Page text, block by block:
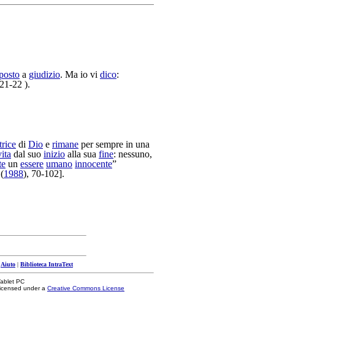
a giudizio. Ma io vi dico:
22 ).
di Dio e rimane per sempre in una
dal suo inizio alla sua fine: nessuno,
un essere umano innocente”
1988), 70-102].
Aiuto | Biblioteca IntraText
PC
under a Creative Commons License